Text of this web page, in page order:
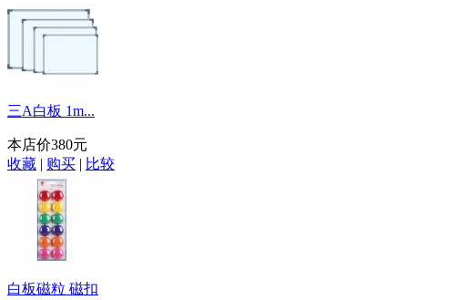
三A白板 1m...
本店价380元
收藏 | 购买 | 比较
白板磁粒 磁扣